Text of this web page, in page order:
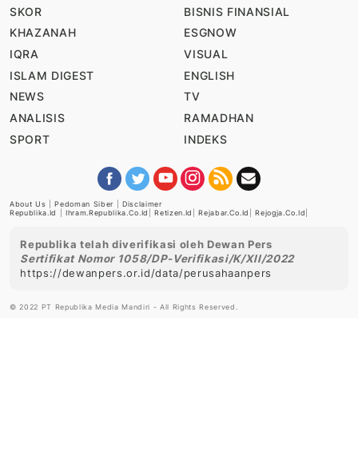
SKOR
KHAZANAH
IQRA
ISLAM DIGEST
NEWS
ANALISIS
SPORT
BISNIS FINANSIAL
ESGNOW
VISUAL
ENGLISH
TV
RAMADHAN
INDEKS
About Us Pedoman Siber
Disclaimer
Republika.id
Ihram.republika.co.id Retizen.id Rejabar.co.id Rejogja.co.id
Republika telah diverifikasi oleh Dewan Pers
Sertifikat Nomor 1058/DP-Verifikasi/K/XII/2022
https://dewanpers.or.id/data/perusahaanpers
© 2022 PT Republika Media Mandiri - All Rights Reserved.